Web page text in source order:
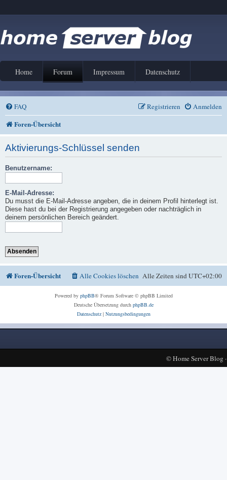
Home Forum Impressum Datenschutz
FAQ Anmelden
Registrieren
Foren-Übersicht
Aktivierungs-Schlüssel senden
Benutzername:
E-Mail-Adresse:
Du musst die E-Mail-Adresse angeben, die in deinem Profil hinterlegt ist.
Diese hast du bei der Registrierung angegeben oder nachträglich in
deinem persönlichen Bereich geändert.
Foren-Übersicht Alle Zeiten sindUTC+02:00
Alle Cookies löschen
Powered by phpBB® Forum Software © phpBB Limited
Deutsche Übersetzung durch phpBB.de
Datenschutz| Nutzungsbedingungen
©Home Server Blog